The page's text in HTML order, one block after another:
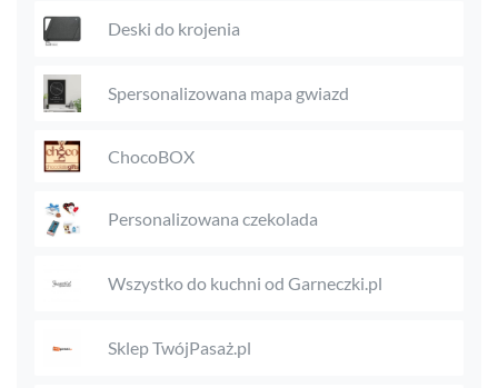
Deski do krojenia
Spersonalizowana mapa gwiazd
ChocoBOX
Personalizowana czekolada
Wszystko do kuchni od Garneczki.pl
Sklep TwójPasaż.pl